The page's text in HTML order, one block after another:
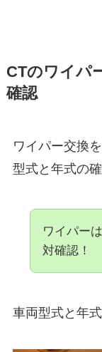
CTのワイパ
確認
ワイパー交換
型式と年式の確
ワイパー
対確認！
車両型式と年式